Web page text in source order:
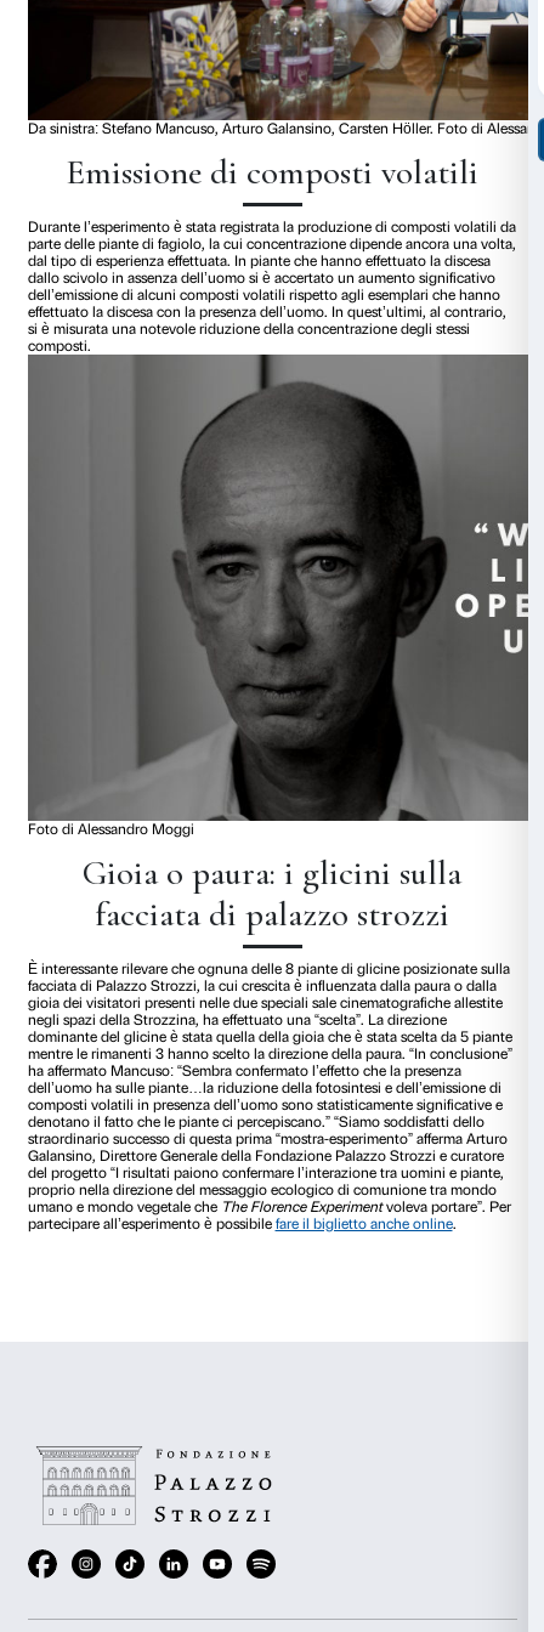
più bassa fotosintesirispetto a quelle che hanno fatto
Da sinistra: Stefano Mancuso, Arturo Galansino, Carsten
Emissione di composti
Durante l’esperimento è stata registrata la produzione di
parte delle piante di fagiolo, la cui concentrazione dipende
dal tipo di esperienza effettuata. In piante che hanno
dallo scivolo in assenza dell’uomo si è accertato un
dell’emissione di alcuni composti volatili rispetto agli
effettuato la discesa con la presenza dell’uomo. In
si è misurata una notevole riduzione della concentrazione
composti.